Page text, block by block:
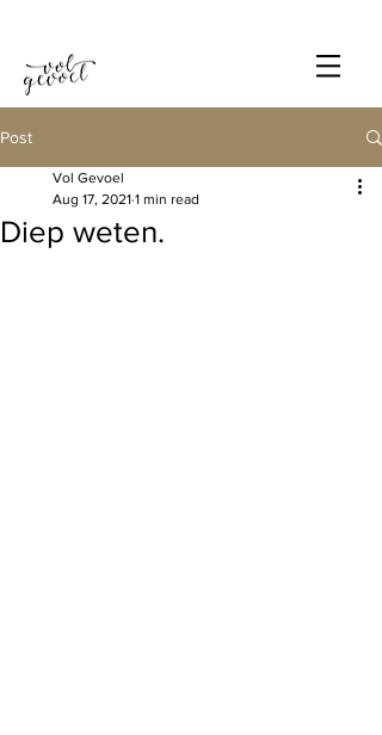
Post
Diep weten.
Vol Gevoel
Aug 17, 2021 1 min read